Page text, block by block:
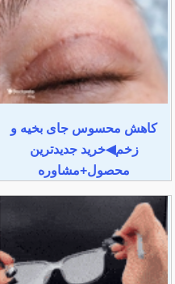
کاهش محسوس جای بخیه و
زخم◀خرید جدیدترین
محصول+مشاوره